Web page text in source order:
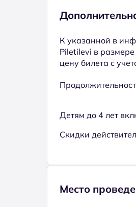
К указанной в
Piletilevi в
цену билета с
Детям до 4 лет
Скидки
Место